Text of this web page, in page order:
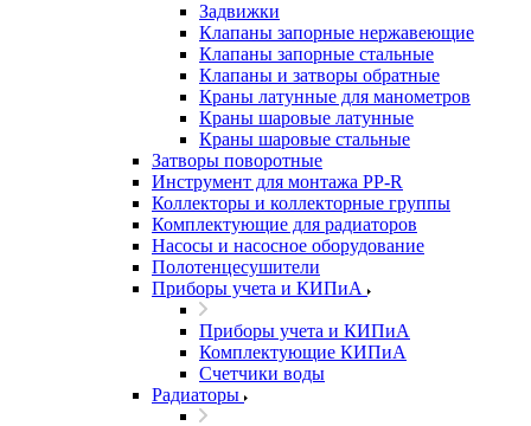
Задвижки
Клапаны запорные нержавеющие
Клапаны запорные стальные
Клапаны и затворы обратные
Краны латунные для манометров
Краны шаровые латунные
Краны шаровые стальные
Затворы поворотные
Инструмент для монтажа PP-R
Коллекторы и коллекторные группы
Комплектующие для радиаторов
Насосы и насосное оборудование
Полотенцесушители
Приборы учета и КИПиА
Приборы учета и КИПиА
Комплектующие КИПиА
Счетчики воды
Радиаторы